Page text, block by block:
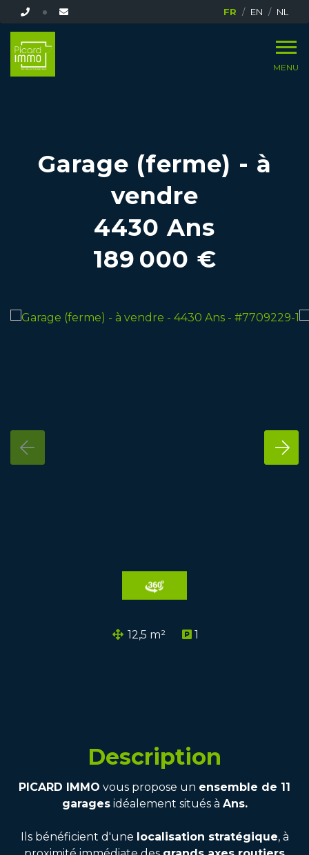
FR EN NL
MENU
Garage (ferme) - à
vendre
4430 Ans
189 000 €
12,5 m² 1
Description
PICARD IMMO vous propose un ensemble de 11
garagesidéalement situés à Ans.
Ils bénéficient d'une localisation stratégique, à